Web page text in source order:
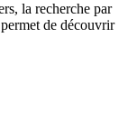
la recherche par
de découvrir